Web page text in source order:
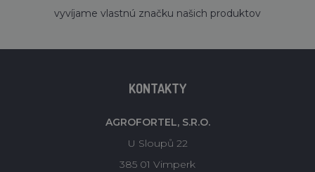
vyvíjame vlastnú značku našich produktov
KONTAKTY
AGROFORTEL, S.R.O.
U Sloupů 22
385 01 Vimperk